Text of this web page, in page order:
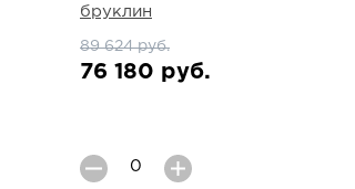
бруклин
89 624 руб.
76 180 руб.